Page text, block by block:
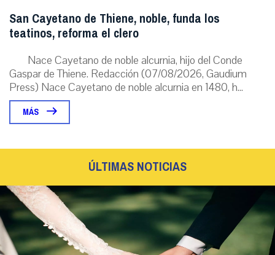
San Cayetano de Thiene, noble, funda los
teatinos, reforma el clero
Nace Cayetano de noble alcurnia, hijo del Conde
Gaspar de Thiene. Redacción (07/08/2026, Gaudium
Press) Nace Cayetano de noble alcurnia en 1480, h...
MÁS
ÚLTIMAS NOTICIAS